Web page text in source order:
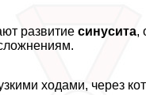
развитиесинусита,
ходами, через